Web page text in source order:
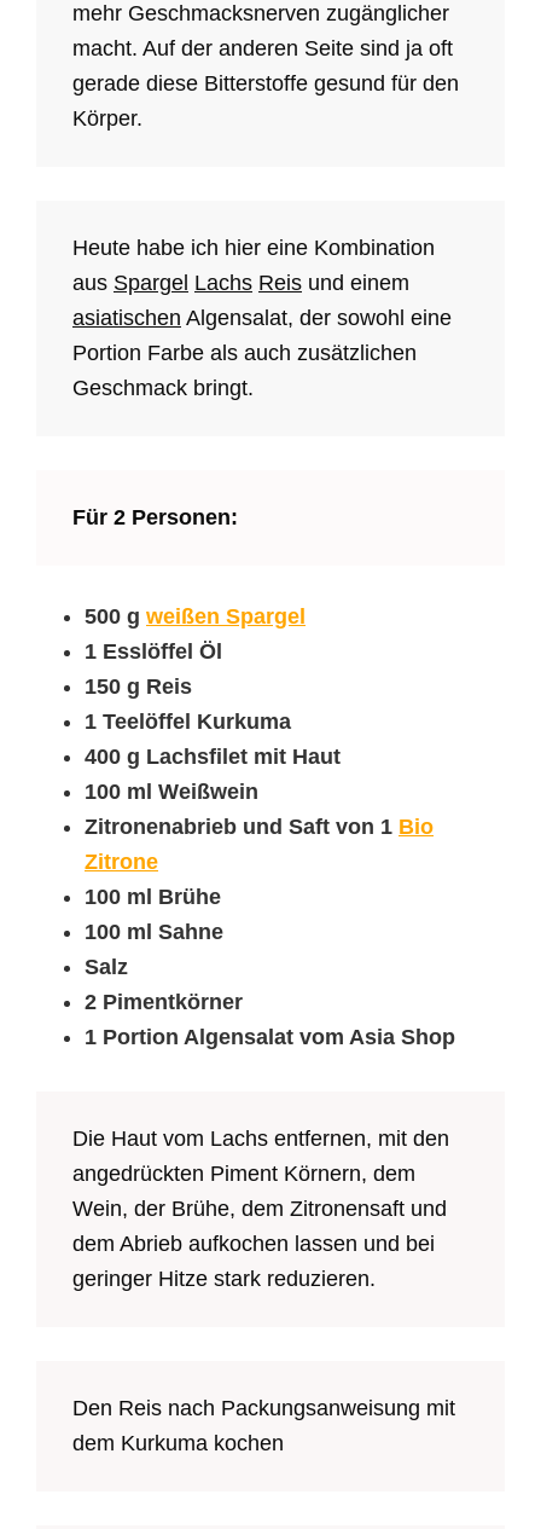
mehr Geschmacksnerven zugänglicher
macht. Auf der anderen Seite sind ja oft
gerade diese Bitterstoffe gesund für den
Körper.
Heute habe ich hier eine Kombination
aus Spargel Lachs Reis und einem
asiatischen Algensalat, der sowohl eine
Portion Farbe als auch zusätzlichen
Geschmack bringt.
Für 2 Personen:
500 g weißen Spargel
1 Esslöffel Öl
150 g Reis
1 Teelöffel Kurkuma
400 g Lachsfilet mit Haut
100 ml Weißwein
Zitronenabrieb und Saft von 1 Bio
Zitrone
100 ml Brühe
100 ml Sahne
Salz
2 Pimentkörner
1 Portion Algensalat vom Asia Shop
Die Haut vom Lachs entfernen, mit den
angedrückten Piment Körnern, dem
Wein, der Brühe, dem Zitronensaft und
dem Abrieb aufkochen lassen und bei
geringer Hitze stark reduzieren.
Den Reis nach Packungsanweisung mit
dem Kurkuma kochen